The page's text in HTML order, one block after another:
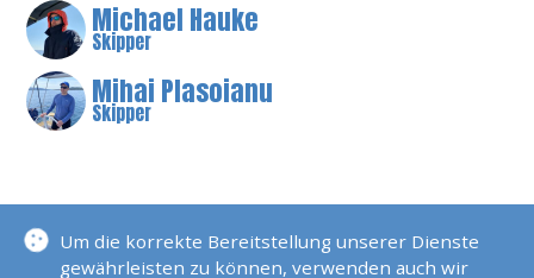
Michael Hauke
Skipper
Mihai Plasoianu
Skipper
BESCHREIBUNG
Um die korrekte Bereitstellung unserer Dienste
gewährleisten zu können, verwenden auch wir